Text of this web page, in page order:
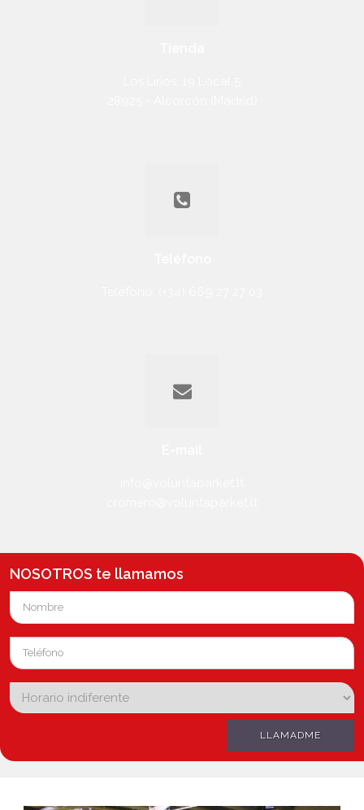
NOSOTROS te llamamos
LLAMADME